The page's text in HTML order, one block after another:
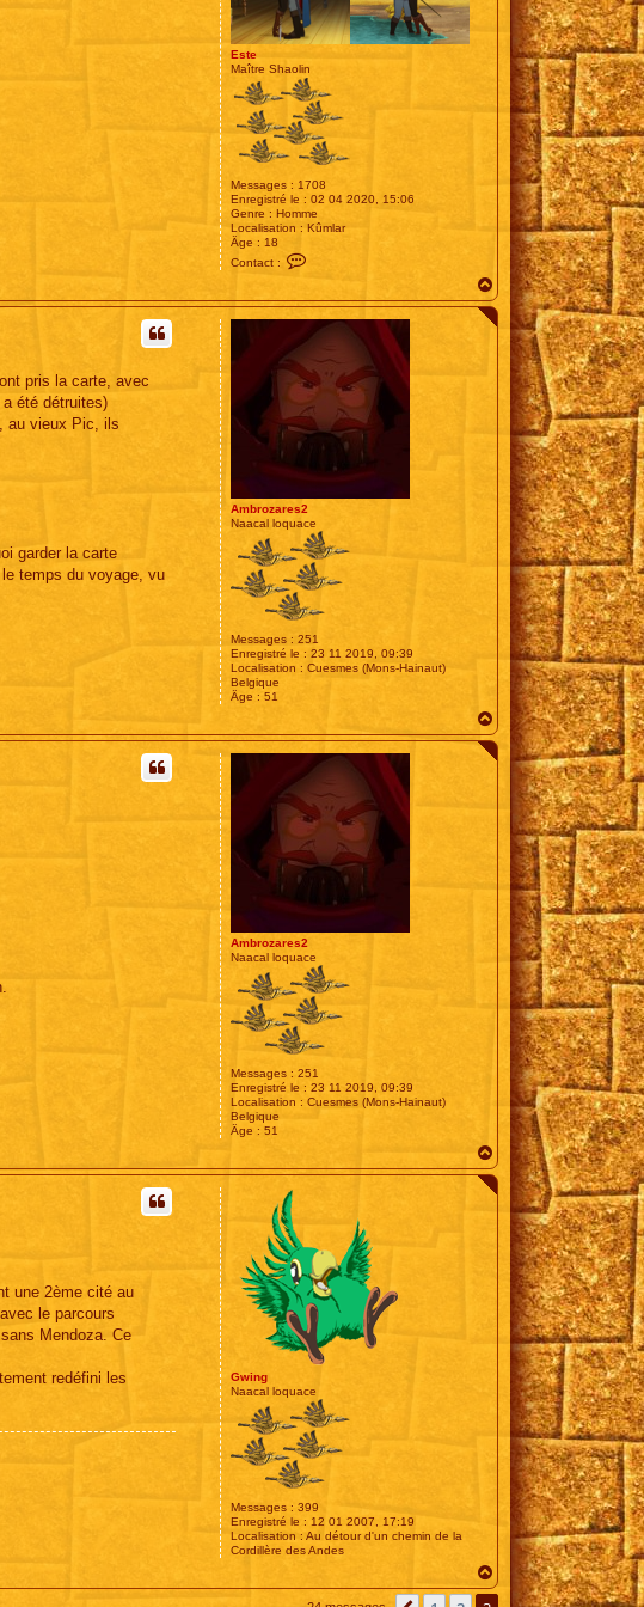
Este
Maître Shaolin
Messages : 1708
Enregistré le : 02 04 2020, 15:06
Genre : Homme
Localisation : Kûmlar
Âge : 18
Contact :
t
t
r
E
s
e
a
u
Ambrozares2
Naacal loquace
Messages : 251
Enregistré le : 23 11 2019, 09:39
Localisation : Cuesmes (Mons-Hainaut)
Belgique
Âge : 51
pris la carte, avec
été détruites)
au vieux Pic, ils
garder la carte
temps du voyage, vu
a
u
Ambrozares2
Naacal loquace
Messages : 251
Enregistré le : 23 11 2019, 09:39
Localisation : Cuesmes (Mons-Hainaut)
Belgique
Âge : 51
a
u
Gwing
Naacal loquace
Messages : 399
Enregistré le : 12 01 2007, 17:19
Localisation : Au détour d'un chemin de la
Cordillère des Andes
une 2ème cité au
le parcours
Mendoza. Ce
redéfini les
a